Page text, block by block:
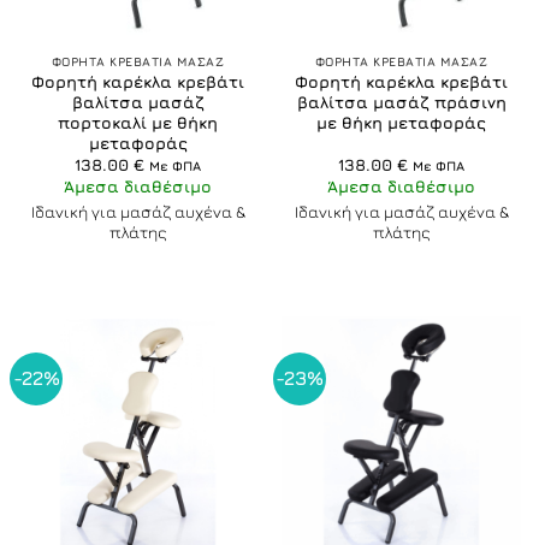
ΦΟΡΗΤΑ ΚΡΕΒΑΤΙΑ ΜΑΣΑΖ
Φορητή καρέκλα κρεβάτι
βαλίτσα μασάζ
πορτοκαλί με θήκη
μεταφοράς
138.00 € Με ΦΠΑ
Άμεσα διαθέσιμο
Ιδανική για μασάζ αυχένα &
πλάτης
ΦΟΡΗΤΑ ΚΡΕΒΑΤΙΑ ΜΑΣΑΖ
Φορητή καρέκλα κρεβάτι
βαλίτσα μασάζ πράσινη
με θήκη μεταφοράς
138.00 € Με ΦΠΑ
Άμεσα διαθέσιμο
Ιδανική για μασάζ αυχένα &
πλάτης
-22% -23%